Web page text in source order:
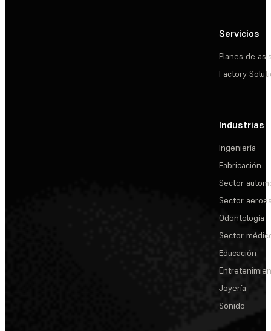
Servicios
Planes de
Factory
Industrias
Ingeniería
Fabricación
Sector
Sector
Odontología
Sector
Educación
Joyería
Sonido